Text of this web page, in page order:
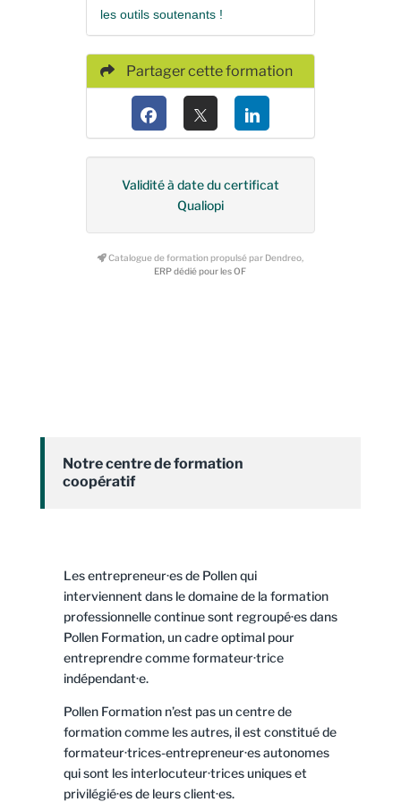
les outils soutenants !
Partager cette formation
Validité à date du certificat
Qualiopi
Catalogue de formation propulsé par Dendreo,
ERP dédié pour les OF
Notre centre de formation
coopératif
Les entrepreneur·es de Pollen qui
interviennent dans le domaine de la formation
professionnelle continue sont regroupé·es dans
Pollen Formation, un cadre optimal pour
entreprendre comme formateur·trice
indépendant·e.
Pollen Formation n’est pas un centre de
formation comme les autres, il est constitué de
formateur·trices-entrepreneur·es autonomes
qui sont les interlocuteur·trices uniques et
privilégié·es de leurs client·es.